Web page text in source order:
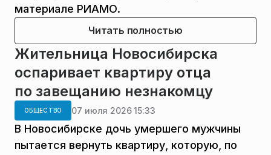
материале РИАМО.
Читать полностью
Жительница Новосибирска
оспаривает квартиру отца
по завещанию незнакомцу
ОБЩЕСТВО 07 июля 2026 15:33
В Новосибирске дочь умершего мужчины
пытается вернуть квартиру, которую, по